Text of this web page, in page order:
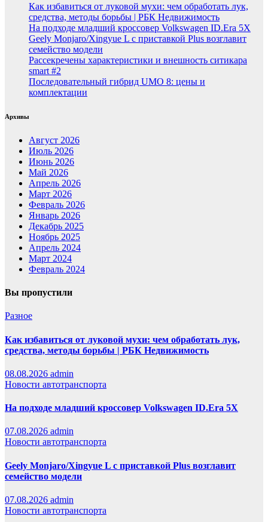
Как избавиться от луковой мухи: чем обработать лук,
средства, методы борьбы | РБК Недвижимость
На подходе младший кроссовер Volkswagen ID.Era 5X
Geely Monjaro/Xingyue L с приставкой Plus возглавит
семейство модели
Рассекречены характеристики и внешность ситикара
smart #2
Последовательный гибрид UMO 8: цены и
комплектации
Архивы
Август 2026
Июль 2026
Июнь 2026
Май 2026
Апрель 2026
Март 2026
Февраль 2026
Январь 2026
Декабрь 2025
Ноябрь 2025
Апрель 2024
Март 2024
Февраль 2024
Вы пропустили
Разное
Как избавиться от луковой мухи: чем обработать лук,
средства, методы борьбы | РБК Недвижимость
08.08.2026 admin
Новости автотранспорта
На подходе младший кроссовер Volkswagen ID.Era 5X
07.08.2026 admin
Новости автотранспорта
Geely Monjaro/Xingyue L с приставкой Plus возглавит
семейство модели
07.08.2026 admin
Новости автотранспорта